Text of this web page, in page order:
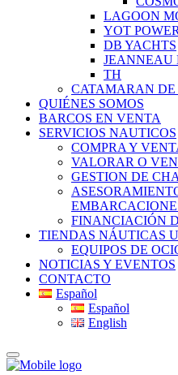
LAGOON
YOT
DB YACHTS
JEANNEAU
TH
CATAMARAN DE
QUIÉNES SOMOS
BARCOS EN VENTA
SERVICIOS NAUTICOS
COMPRA Y
VALORAR O
GESTION DE
FINANCIACIÓN
TIENDAS NÁUTICAS
EQUIPOS DE
NOTICIAS Y EVENTOS
CONTACTO
Español
Español
English